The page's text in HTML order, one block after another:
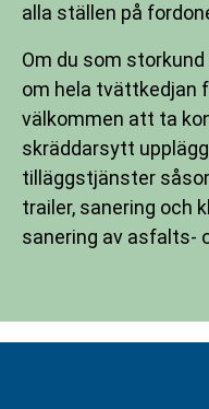
alla ställen på
Om du som
om hela tvättkedjan
välkommen att ta
skräddarsytt
tilläggstjänster
trailer, sanering och
sanering av asfalts-